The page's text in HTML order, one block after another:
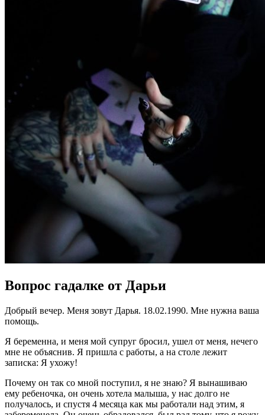
Вопрос гадалке от Дарьи
Добрый вечер. Меня зовут Дарья. 18.02.1990. Мне нужна ваша
помощь.
Я беременна, и меня мой супруг бросил, ушел от меня, нечего
мне не объяснив. Я пришла с работы, а на столе лежит
записка: Я ухожу!
Почему он так со мной поступил, я не знаю? Я вынашиваю
ему ребеночка, он очень хотела малыша, у нас долго не
получалось, и спустя 4 месяца как мы работали над этим, я